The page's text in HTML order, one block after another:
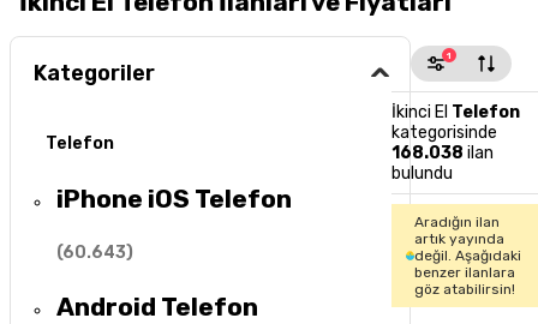
Kategoriler
Telefon
iPhone iOS Telefon
(60.643)
Android Telefon
1
İkinci El Telefon
kategorisinde
168.038 ilan
bulundu
Aradığın ilan
artık yayında
değil. Aşağıdaki
benzer ilanlara
göz atabilirsin!